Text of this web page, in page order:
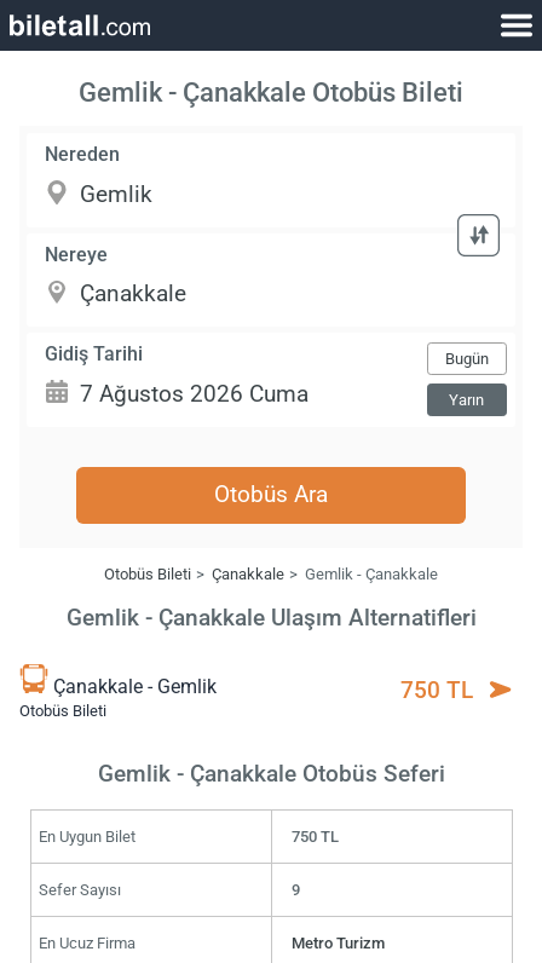
Gemlik - Çanakkale Otobüs Bileti
Nereden
Nereye
Gidiş Tarihi Bugün
Yarın
Otobüs Ara
Otobüs Bileti Çanakkale Gemlik - Çanakkale
Gemlik - Çanakkale Ulaşım Alternatifleri
Çanakkale - Gemlik
Otobüs Bileti
750 TL
Gemlik - Çanakkale Otobüs Seferi
En Uygun Bilet 750 TL
Sefer Sayısı 9
En Ucuz Firma Metro Turizm